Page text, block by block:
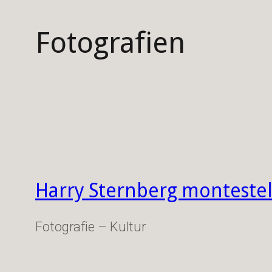
Fotografien
Harry Sternberg
Fotografie – Kultur